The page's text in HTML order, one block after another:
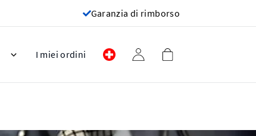
Garanzia di rimborso
I miei ordini